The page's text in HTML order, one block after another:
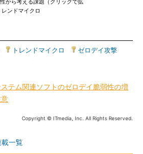
から考える課題（クリックで拡
ンドマイクロ
トレンドマイクロ ゼロデイ攻撃
テム関連ソフトのゼロデイ脆弱性の増
Copyright © ITmedia, Inc. All Rights Reserved.
一覧